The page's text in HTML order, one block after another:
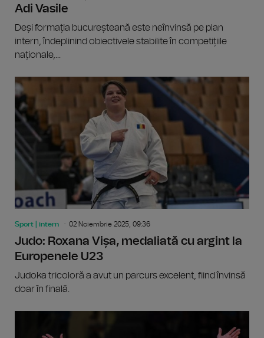
Adi Vasile
Deși formația bucureșteană este neînvinsă pe plan
intern, îndeplinind obiectivele stabilite în competițiile
naționale,...
Sport | intern 02 Noiembrie 2025, 09:36
Judo: Roxana Vișa, medaliată cu argint la
Europenele U23
Judoka tricoloră a avut un parcurs excelent, fiind învinsă
doar în finală.